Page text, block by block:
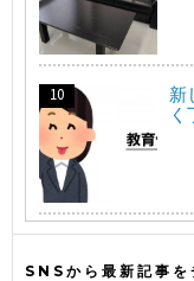
新
SNSから最新記事を